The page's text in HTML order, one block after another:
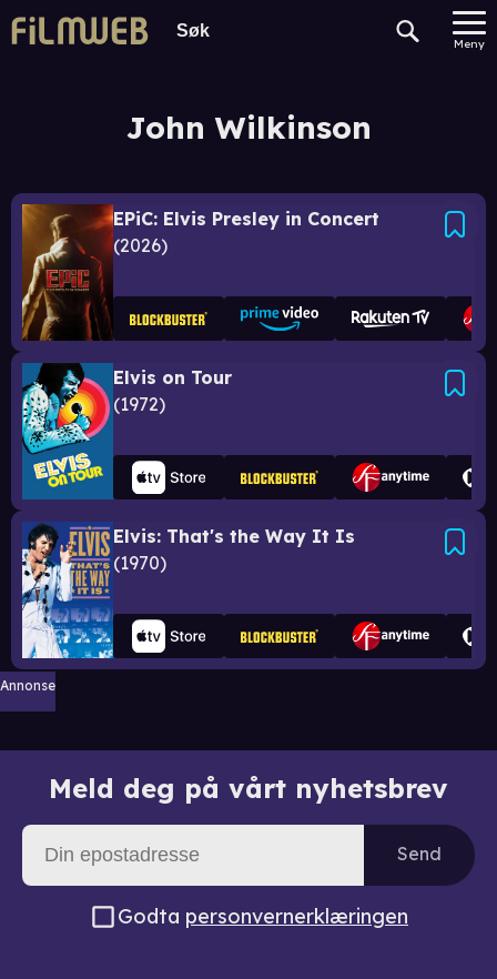
Meny
John Wilkinson
EPiC: Elvis Presley in Concert
2026
Elvis on Tour
1972
Elvis: That's the Way It Is
1970
Annonse
Meld deg på vårt nyhetsbrev
Send
Godta personvernerklæringen